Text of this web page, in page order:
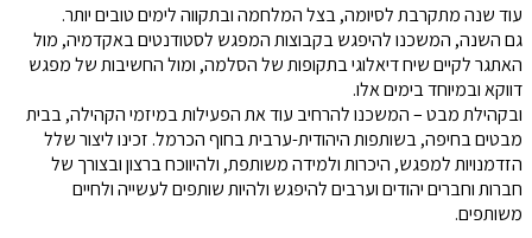
עוד שנה מתקרבת לסיומה, בצל המלחמה ובתקווה לימים טובים יותר.
גם השנה, המשכנו להיפגש בקבוצות המפגש לסטודנטים באקדמיה, מול
האתגר לקיים שיח דיאלוגי בתקופות של הסלמה, ומול החשיבות של מפגש
דווקא ובמיוחד בימים אלו.
ובקהילת מבט – המשכנו להרחיב עוד את הפעילות במיזמי הקהילה, בבית
מבטים בחיפה, בשותפות היהודית-ערבית בחוף הכרמל. זכינו ליצור שלל
הזדמנויות למפגש, היכרות ולמידה משותפת, ולהיווכח ברצון ובצורך של
חברות וחברים יהודים וערבים להיפגש ולהיות שותפים לעשייה ולחיים
משותפים.